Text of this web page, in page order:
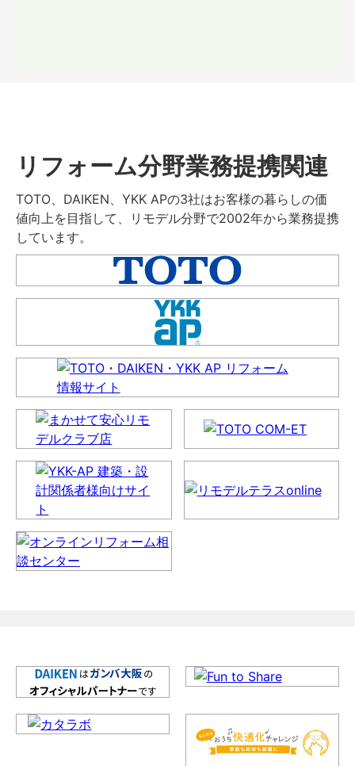
リフォーム分野業務提携関連
TOTO、DAIKEN、YKK APの3社はお客様の暮らしの価
値向上を目指して、リモデル分野で2002年から業務提携
しています。